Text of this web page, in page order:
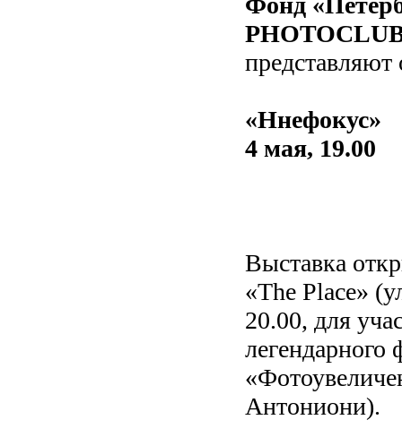
«Ннефокус»
4 мая, 19.00
Выставка
«The Place»
20.00, для
легендарного
Антониони).